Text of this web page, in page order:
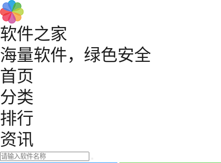
软件之家
海量软件，绿色安全
首页
分类
排行
资讯